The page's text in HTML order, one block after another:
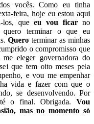
vocês. Como eu tinha
feira, hoje eu estou aqui
los, que eu vou ficarno
quero terminar o que eu
Quero terminar as minhas
o compromisso que
eleger governadora do
que tem oito meses pela
e vou me empenhar
vida e fazer com que o
se desenvolvendo. Por
o final. Obrigada. Vou
mas no momento só